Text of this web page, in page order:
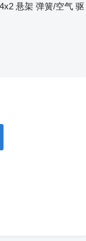
4x2 悬架 弹簧/空气 驱